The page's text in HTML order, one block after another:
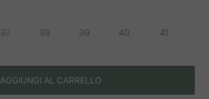
37 38 39 40 41
AGGIUNGI AL CARRELLO